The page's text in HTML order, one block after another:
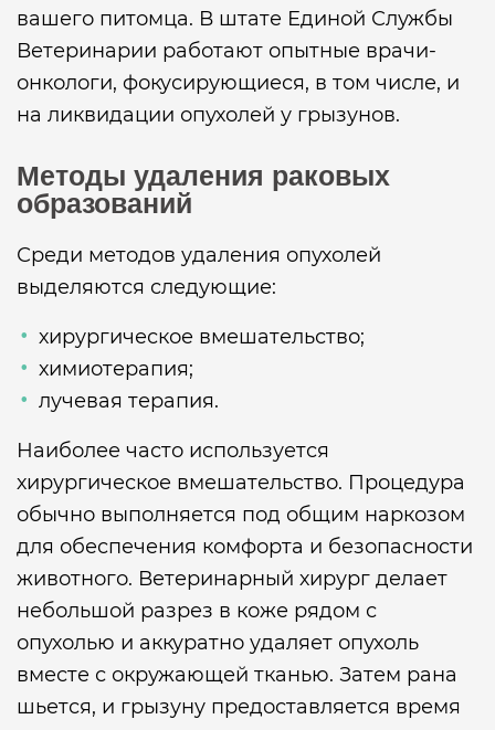
вашего питомца. В штате Единой Службы
Ветеринарии работают опытные врачи-
онкологи, фокусирующиеся, в том числе, и
на ликвидации опухолей у грызунов.
Методы удаления раковых
образований
Среди методов удаления опухолей
выделяются следующие:
хирургическое вмешательство;
химиотерапия;
лучевая терапия.
Наиболее часто используется
хирургическое вмешательство. Процедура
обычно выполняется под общим наркозом
для обеспечения комфорта и безопасности
животного. Ветеринарный хирург делает
небольшой разрез в коже рядом с
опухолью и аккуратно удаляет опухоль
вместе с окружающей тканью. Затем рана
шьется, и грызуну предоставляется время